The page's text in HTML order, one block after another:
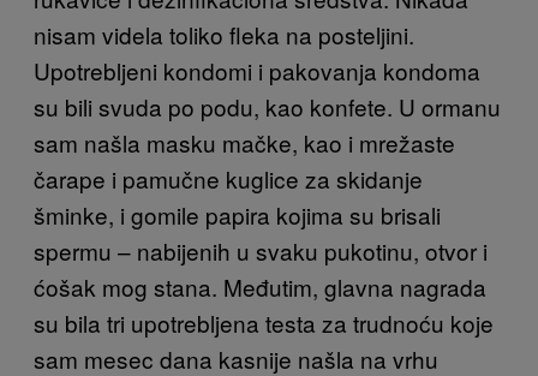
nisam videla toliko fleka na posteljini.
Upotrebljeni kondomi i pakovanja kondoma
su bili svuda po podu, kao konfete. U ormanu
sam našla masku mačke, kao i mrežaste
čarape i pamučne kuglice za skidanje
šminke, i gomile papira kojima su brisali
spermu – nabijenih u svaku pukotinu, otvor i
ćošak mog stana. Međutim, glavna nagrada
su bila tri upotrebljena testa za trudnoću koje
sam mesec dana kasnije našla na vrhu